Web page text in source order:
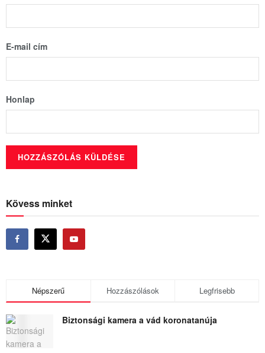
E-mail cím
Honlap
Kövess minket
Népszerű Hozzászólások Legfrisebb
Biztonsági kamera a vád koronatanúja